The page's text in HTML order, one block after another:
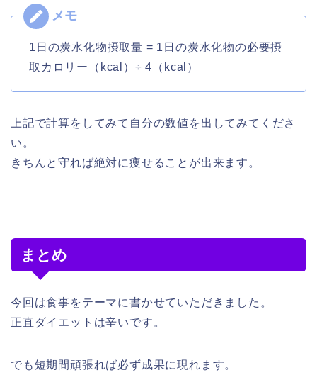
1日の炭水化物摂取量 = 1日の炭水化物の必要摂
取カロリー（kcal）÷ 4（kcal）
上記で計算をしてみて自分の数値を出してみてくださ
い。
きちんと守れば絶対に痩せることが出来ます。
まとめ
今回は食事をテーマに書かせていただきました。
正直ダイエットは辛いです。
でも短期間頑張れば必ず成果に現れます。